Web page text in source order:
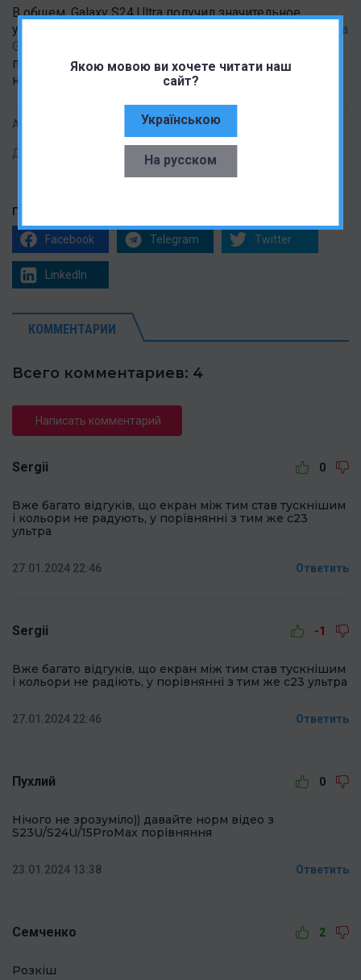
Якою мовою ви хочете читати наш
сайт?
Українською
На русском
В общем, Galaxy S24 Ultra получил значительное
улучшение дисплея – уровень
бликов благодаря Gorilla
Glass Armor стало гораздо меньше
приемлемом уровне, а максимальная яркость – 2600
нит. Лучший дисплей на рынке?
Автор:
Дата публикации: 22.01.2024
Поделиться статьей
Facebook Telegram Twitter
LinkedIn
КОММЕНТАРИИ
Всего комментариев: 4
Написать комментарий
Sergii 0
Вже багато відгуків, що екран між тим став тускнішим
і кольори не радують, у порівнянні з тим же с23
ультра
27.01.2024 22:46 Ответить
Sergii -1
Вже багато відгуків, що екран між тим став тускнішим
і кольори не радіють, у порівнянні з тим же с23 ультра
27.01.2024 22:46 Ответить
Пухлий 0
Нічого не зрозуміло)) давайте норм відео з
S23U/S24U/15ProMax порівняння
23.01.2024 13:38 Ответить
Семченко 2
Розкіш